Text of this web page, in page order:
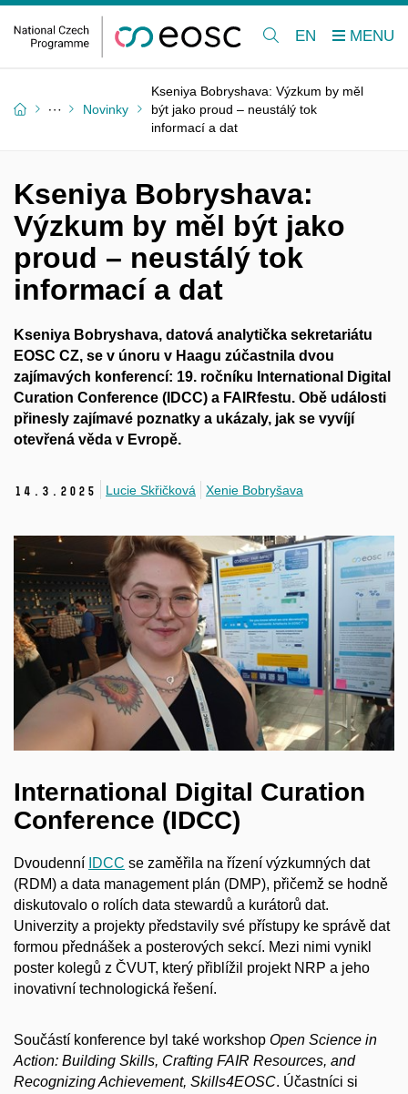
EN
Novinky
Kseniya Bobryshava: Výzkum by měl
být jako proud – neustálý tok
informací a dat
Kseniya Bobryshava:
Výzkum by měl být jako
proud – neustálý tok
informací a dat
Kseniya Bobryshava, datová analytička sekretariátu
EOSC CZ, se v únoru v Haagu zúčastnila dvou
zajímavých konferencí: 19. ročníku International Digital
Curation Conference (IDCC) a FAIRfestu. Obě události
přinesly zajímavé poznatky a ukázaly, jak se vyvíjí
otevřená věda v Evropě.
14. 3. 2025 Lucie Skřičková Xenie Bobryšava
International Digital Curation
Conference (IDCC)
Dvoudenní IDCC se zaměřila na řízení výzkumných dat
(RDM) a data management plán (DMP), přičemž se hodně
diskutovalo o rolích data stewardů a kurátorů dat.
Univerzity a projekty představily své přístupy ke správě dat
formou přednášek a posterových sekcí. Mezi nimi vynikl
poster kolegů z ČVUT, který přiblížil projekt NRP a jeho
inovativní technologická řešení.
Součástí konference byl také workshop Open Science in
Action: Building Skills, Crafting FAIR Resources, and
Recognizing Achievement, Skills4EOSC. Účastníci si